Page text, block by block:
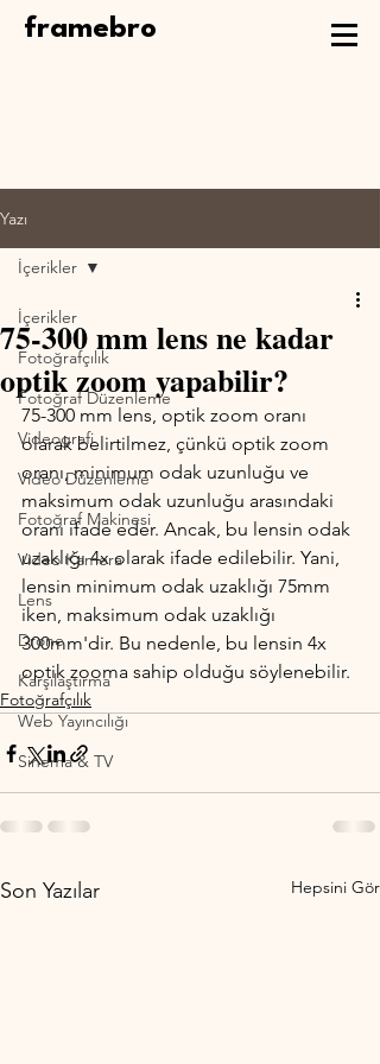
framebro
Yazı
İçerikler
Fotoğrafçılık
Fotoğraf Düzenleme
Videografi
Video Düzenleme
Fotoğraf Makinesi
Video Kamera
Lens
Drone
Karşılaştırma
Web Yayıncılığı
Sinema & TV
İçerikler
75-300 mm lens ne kadar
optik zoom yapabilir?
75-300 mm lens, optik zoom oranı
olarak belirtilmez, çünkü optik zoom
oranı, minimum odak uzunluğu ve
maksimum odak uzunluğu arasındaki
oranı ifade eder. Ancak, bu lensin odak
uzaklığı 4x olarak ifade edilebilir. Yani,
lensin minimum odak uzaklığı 75mm
iken, maksimum odak uzaklığı
300mm'dir. Bu nedenle, bu lensin 4x
optik zooma sahip olduğu söylenebilir.
Fotoğrafçılık
Son Yazılar Hepsini Gör